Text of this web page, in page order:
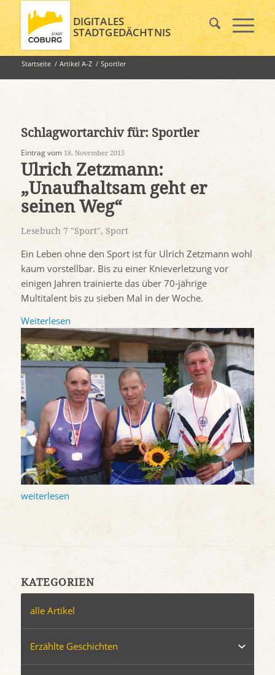
DIGITALES
STADTGEDÄCHTNIS
Startseite / Artikel A-Z / Sportler
Schlagwortarchiv für: Sportler
Eintrag vom 18. November 2015
Ulrich Zetzmann:
„Unaufhaltsam geht er
seinen Weg“
Lesebuch 7 "Sport", Sport
Ein Leben ohne den Sport ist für Ulrich Zetzmann wohl
kaum vorstellbar. Bis zu einer Knieverletzung vor
einigen Jahren trainierte das über 70-jährige
Multitalent bis zu sieben Mal in der Woche.
Weiterlesen
weiterlesen
KATEGORIEN
alle Artikel
Erzählte Geschichten